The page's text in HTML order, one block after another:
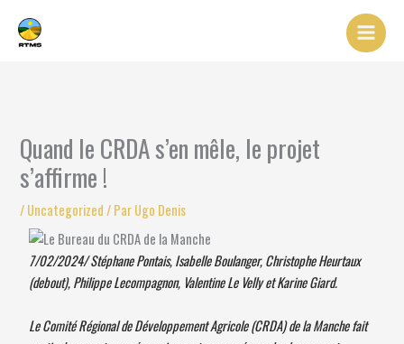
contenu
Quand le CRDA s’en mêle, le projet
s’affirme !
/Uncategorized/ ParUgo Denis
7/02/2024/ Stéphane Pontais, Isabelle Boulanger, Christophe Heurtaux
(debout), Philippe Lecompagnon, Valentine Le Velly et Karine Giard.
Le Comité Régional de Développement Agricole (CRDA) de la Manche fait